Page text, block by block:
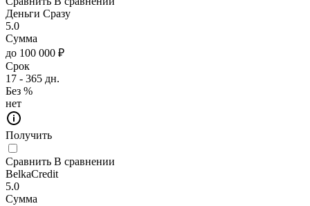
Деньги Сразу
5.0
Сумма
до 100 000 ₽
Срок
17 - 365 дн.
Без %
нет
Получить
Сравнить В сравнении
BelkaCredit
5.0
Сумма